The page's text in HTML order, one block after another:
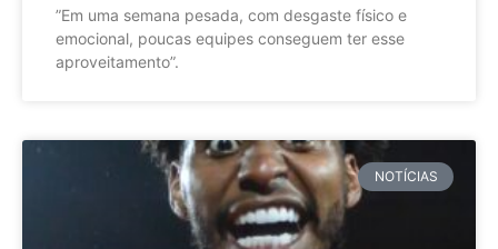
”Em uma semana pesada, com desgaste físico e
emocional, poucas equipes conseguem ter esse
aproveitamento”.
NOTÍCIAS